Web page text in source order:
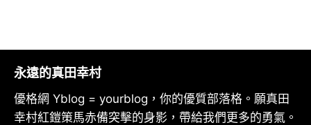
永遠的真田幸村
優格網 Yblog = yourblog，你的優質部落格。願真田
幸村紅鎧策馬赤備突擊的身影，帶給我們更多的勇氣。